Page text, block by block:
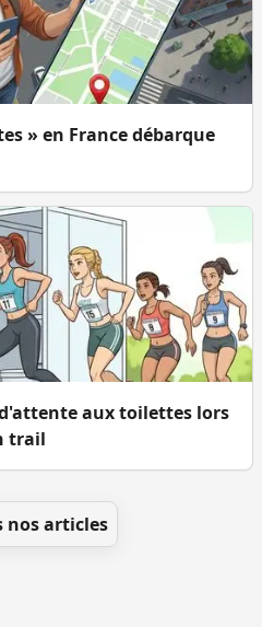
» en France débarque
aux toilettes lors
trail
nos articles